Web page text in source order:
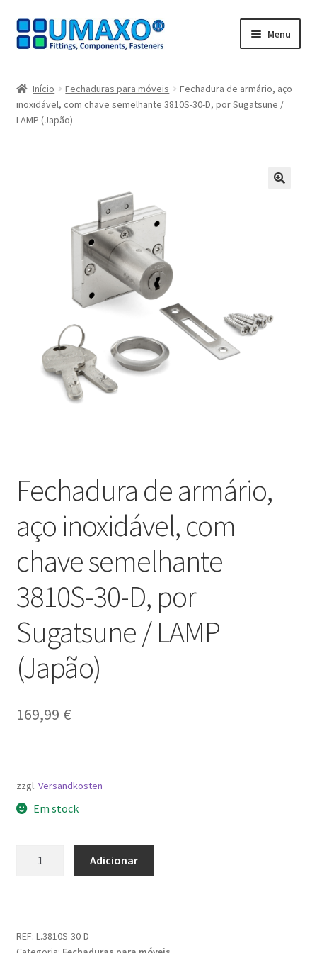
Ir
para
Saltar
para
Menu
A minha conta
Nossos parceiros
Política de cancelamento
Proteção de dados
TERMOS
Início Fechaduras para móveis
Fechadura de armário, aço
inoxidável, com chave semelhante 3810S-30-D, por Sugatsune /
LAMP (Japão)
Fechadura de armário,
aço inoxidável, com
chave semelhante
3810S-30-D, por
Sugatsune / LAMP
(Japão)
169,99 €
zzgl. Versandkosten
Em stock
aço
Adicionar
REF: L.3810S-30-D